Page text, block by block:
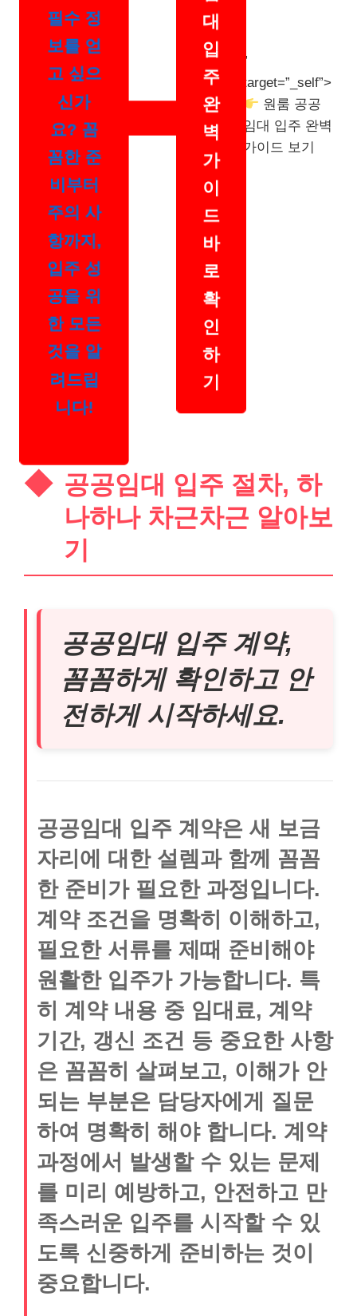
필수 정
보를 얻
고 싶으
신가
요? 꼼
꼼한 준
비부터
주의 사
항까지,
입주 성
공을 위
한 모든
것을 알
려드립
니다!
대
입
주
완
벽
가
이
드
바
로
확
인
하
기
”
target=”_self”>
원룸 공공
임대 입주 완벽
가이드 보기
공공임대 입주 절차, 하
나하나 차근차근 알아보
기
공공임대 입주 계약,
꼼꼼하게 확인하고 안
전하게 시작하세요.
공공임대 입주 계약은 새 보금
자리에 대한 설렘과 함께 꼼꼼
한 준비가 필요한 과정입니다.
계약 조건을 명확히 이해하고,
필요한 서류를 제때 준비해야
원활한 입주가 가능합니다. 특
히 계약 내용 중 임대료, 계약
기간, 갱신 조건 등 중요한 사항
은 꼼꼼히 살펴보고, 이해가 안
되는 부분은 담당자에게 질문
하여 명확히 해야 합니다. 계약
과정에서 발생할 수 있는 문제
를 미리 예방하고, 안전하고 만
족스러운 입주를 시작할 수 있
도록 신중하게 준비하는 것이
중요합니다.